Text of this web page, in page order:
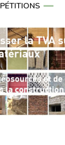
PÉTITIONS